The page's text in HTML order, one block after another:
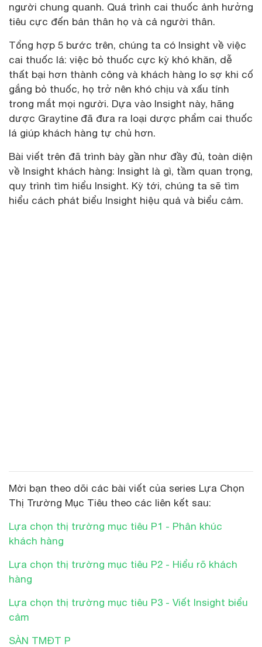
người chung quanh. Quá trình cai thuốc ảnh hưởng
tiêu cực đến bản thân họ và cả người thân.
Tổng hợp 5 bước trên, chúng ta có Insight về việc
cai thuốc lá: việc bỏ thuốc cực kỳ khó khăn, dễ
thất bại hơn thành công và khách hàng lo sợ khi cố
gắng bỏ thuốc, họ trở nên khó chịu và xấu tính
trong mắt mọi người. Dựa vào Insight này, hãng
dược Graytine đã đưa ra loại dược phẩm cai thuốc
lá giúp khách hàng tự chủ hơn.
Bài viết trên đã trình bày gần như đầy đủ, toàn diện
về Insight khách hàng: Insight là gì, tầm quan trọng,
quy trình tìm hiểu Insight. Kỳ tới, chúng ta sẽ tìm
hiểu cách phát biểu Insight hiệu quả và biểu cảm.
Mời bạn theo dõi các bài viết của series Lựa Chọn
Thị Trường Mục Tiêu theo các liên kết sau:
Lựa chọn thị trường mục tiêu P1 - Phân khúc
khách hàng
Lựa chọn thị trường mục tiêu P2 - Hiểu rõ khách
hàng
Lựa chọn thị trường mục tiêu P3 - Viết Insight biểu
cảm
SÀN TMĐT P